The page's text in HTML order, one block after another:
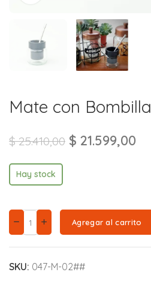
Mate con
$25.410,00 $ 21.599,00
Hay stock
Agregar al carrito
SKU: 047-M-02##